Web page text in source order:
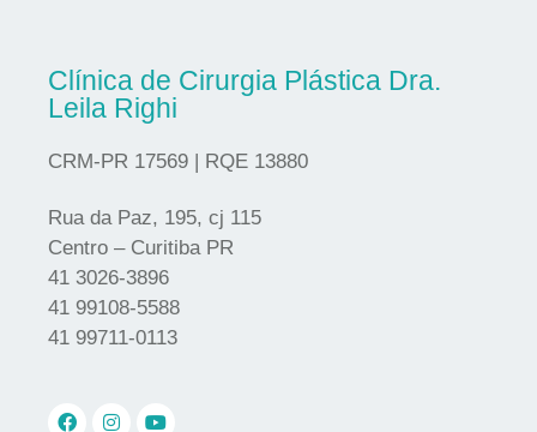
Clínica de Cirurgia Plástica Dra.
Leila Righi
CRM-PR 17569 | RQE 13880
Rua da Paz, 195, cj 115
Centro – Curitiba PR
41 3026-3896
41 99108-5588
41 99711-0113